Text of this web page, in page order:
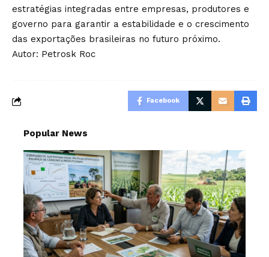
estratégias integradas entre empresas, produtores e
governo para garantir a estabilidade e o crescimento
das exportações brasileiras no futuro próximo.
Autor: Petrosk Roc
Facebook
Popular News